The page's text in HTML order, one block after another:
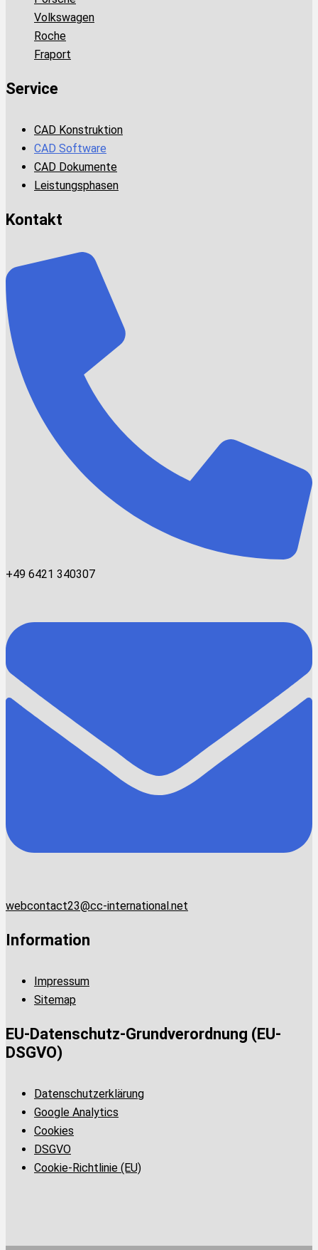
Volkswagen
Roche
Fraport
Service
CAD Konstruktion
CAD Software
CAD Dokumente
Leistungsphasen
Kontakt
+49 6421 340307
webcontact23@cc-international.net
Information
Impressum
Sitemap
EU-Datenschutz-Grundverordnung (EU-
DSGVO)
Datenschutzerklärung
Google Analytics
Cookies
DSGVO
Cookie-Richtlinie (EU)